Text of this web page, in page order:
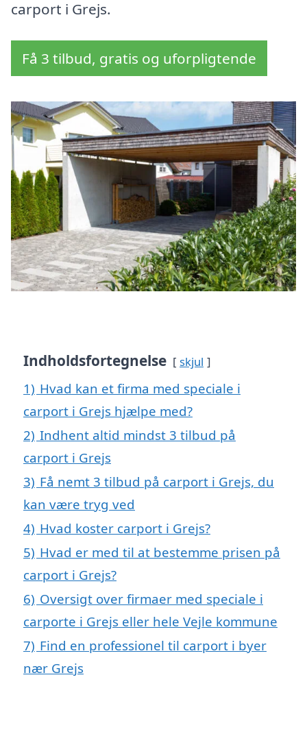
carport i Grejs.
Få 3 tilbud, gratis og uforpligtende
Indholdsfortegnelse skjul
1) Hvad kan et firma med speciale i
carport i Grejs hjælpe med?
2) Indhent altid mindst 3 tilbud på
carport i Grejs
3) Få nemt 3 tilbud på carport i Grejs, du
kan være tryg ved
4) Hvad koster carport i Grejs?
5) Hvad er med til at bestemme prisen på
carport i Grejs?
6) Oversigt over firmaer med speciale i
carporte i Grejs eller hele Vejle kommune
7) Find en professionel til carport i byer
nær Grejs